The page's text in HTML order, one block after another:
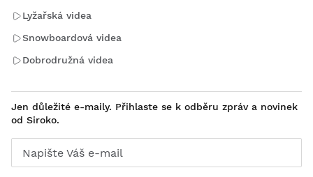
Lyžařská videa
Snowboardová videa
Dobrodružná videa
Jen důležité e-maily. Přihlaste se k odběru zpráv a novinek
od Siroko.
Napište Váš e-mail